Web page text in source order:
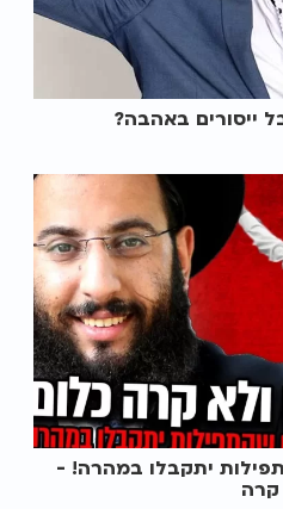
ייסורים באהבה?
יתקבלו במהרה! -
קרה